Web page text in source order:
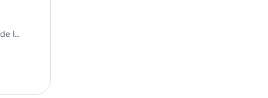
Préparez l’hiver au cœur de la forêt...